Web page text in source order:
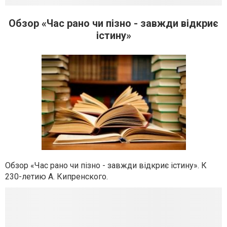
Обзор «Час рано чи пізно - завжди відкриє
істину»
Обзор «Час рано чи пізно - завжди відкриє істину». К
230-летию А. Кипренского.